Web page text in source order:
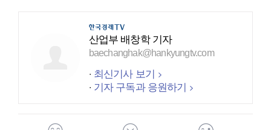
산업부 배창학 기자
baechanghak@hankyungtv.com
최신기사 보기
기자 구독과 응원하기